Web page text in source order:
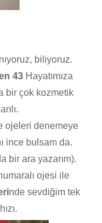
biliyoruz.
43 Hayatımıza
bir çok kozmetik
ojeleri denemeye
ince bulsam da.
bir ara yazarım).
ojesi ile
nde sevdiğim tek